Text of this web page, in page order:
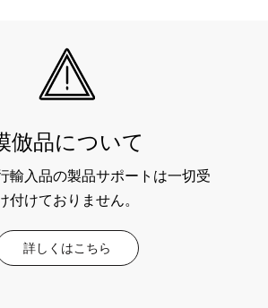
倣品について
輸入品の製品サポートは一切受
付けておりません。
詳しくはこちら